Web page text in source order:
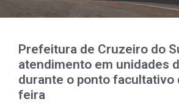
Prefeitura de Cruzeiro do
atendimento em unidades
durante o ponto facultativo
feira